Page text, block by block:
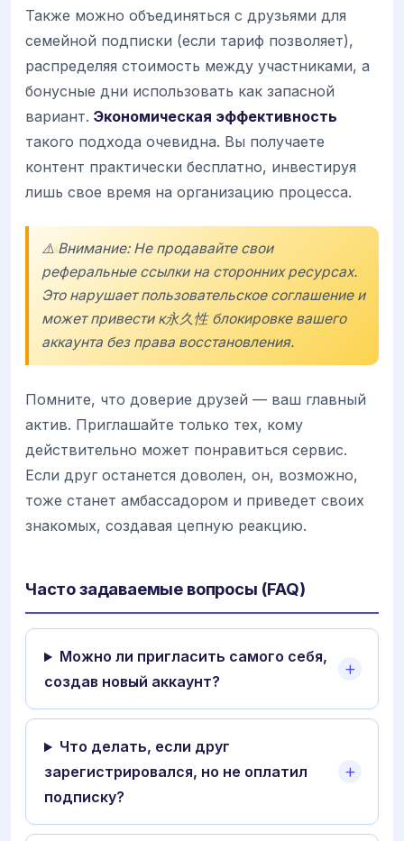
Также можно объединяться с друзьями для
семейной подписки (если тариф позволяет),
распределяя стоимость между участниками, а
бонусные дни использовать как запасной
вариант. Экономическая эффективность
такого подхода очевидна. Вы получаете
контент практически бесплатно, инвестируя
лишь свое время на организацию процесса.
⚠️ Внимание: Не продавайте свои
реферальные ссылки на сторонних ресурсах.
Это нарушает пользовательское соглашение и
может привести к永久性 блокировке вашего
аккаунта без права восстановления.
Помните, что доверие друзей — ваш главный
актив. Приглашайте только тех, кому
действительно может понравиться сервис.
Если друг останется доволен, он, возможно,
тоже станет амбассадором и приведет своих
знакомых, создавая цепную реакцию.
Часто задаваемые вопросы (FAQ)
Можно ли пригласить самого себя,
создав новый аккаунт?
Что делать, если друг
зарегистрировался, но не оплатил
подписку?